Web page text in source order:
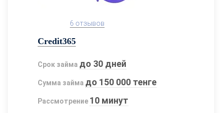
6 отзывов
Credit365
Срок займа до 30 дней
Сумма займа до 150 000 тенге
Рассмотрение 10 минут